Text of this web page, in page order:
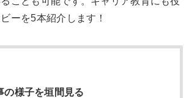
ーを5本紹介します！
の様子を垣間見る